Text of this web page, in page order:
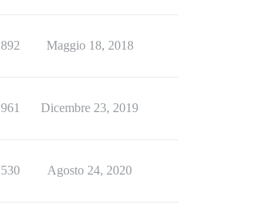
892 Maggio 18, 2018
961 Dicembre 23, 2019
530 Agosto 24, 2020